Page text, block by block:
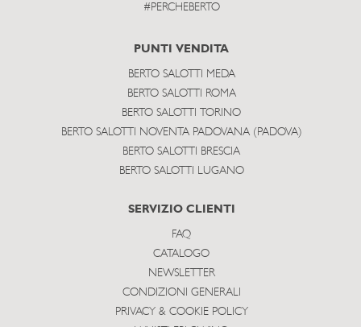
#PERCHEBERTO
PUNTI VENDITA
BERTO SALOTTI MEDA
BERTO SALOTTI ROMA
BERTO SALOTTI TORINO
BERTO SALOTTI NOVENTA PADOVANA (PADOVA)
BERTO SALOTTI BRESCIA
BERTO SALOTTI LUGANO
SERVIZIO CLIENTI
FAQ
CATALOGO
NEWSLETTER
CONDIZIONI GENERALI
PRIVACY & COOKIE POLICY